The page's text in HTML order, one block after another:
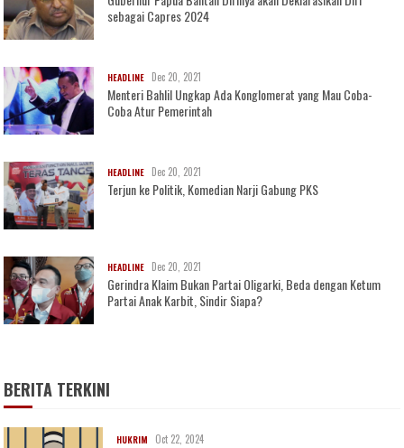
sebagai Capres 2024
HEADLINE Dec 20, 2021
Menteri Bahlil Ungkap Ada Konglomerat yang Mau Coba-
Coba Atur Pemerintah
HEADLINE Dec 20, 2021
Terjun ke Politik, Komedian Narji Gabung PKS
HEADLINE Dec 20, 2021
Gerindra Klaim Bukan Partai Oligarki, Beda dengan Ketum
Partai Anak Karbit, Sindir Siapa?
BERITA TERKINI
HUKRIM Oct 22, 2024